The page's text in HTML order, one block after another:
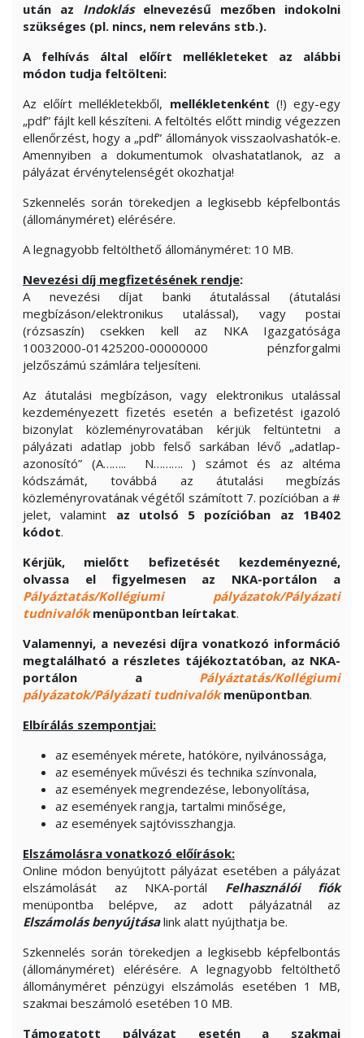
után az Indokláselnevezésű mezőben indokolni
szükséges (pl. nincs, nem releváns stb.).
A felhívás által előírt mellékleteket az alábbi
módon tudja feltölteni:
Az előírt mellékletekből, mellékletenként (!) egy-egy
„pdf” fájlt kell készíteni. A feltöltés előtt mindig végezzen
ellenőrzést, hogy a „pdf” állományok visszaolvashatók-e.
Amennyiben a dokumentumok olvashatatlanok, az a
pályázat érvénytelenségét okozhatja!
Szkennelés során törekedjen a legkisebb képfelbontás
(állományméret) elérésére.
A legnagyobb feltölthető állományméret: 10 MB.
Nevezési díj megfizetésének rendje:
A nevezési díjat banki átutalással (átutalási
megbízáson/elektronikus utalással), vagy postai
(rózsaszín) csekken kell az NKA Igazgatósága
10032000-01425200-00000000 pénzforgalmi
jelzőszámú számlára teljesíteni.
Az átutalási megbízáson, vagy elektronikus utalással
kezdeményezett fizetés esetén a befizetést igazoló
bizonylat közleményrovatában kérjük feltüntetni a
pályázati adatlap jobb felső sarkában lévő „adatlap-
azonosító” (A…….. N………. ) számot és az altéma
kódszámát, továbbá az átutalási megbízás
közleményrovatának végétől számított 7. pozícióban a #
jelet, valamint az utolsó 5 pozícióban
az 1B402
kódot.
Kérjük, mielőtt befizetését kezdeményezné,
olvassa el figyelmesen az NKA-portálon a
Pályáztatás/Kollégiumi pályázatok/Pályázati
tudnivalók menüpontban leírtakat.
Valamennyi, a nevezési díjra vonatkozó információ
megtalálható a részletes tájékoztatóban, az NKA-
portálon a Pályáztatás/Kollégiumi
pályázatok/Pályázati tudnivalók menüpontban.
Elbírálás szempontjai:
az események mérete, hatóköre, nyilvánossága,
az események művészi és technika színvonala,
az események megrendezése, lebonyolítása,
az események rangja, tartalmi minősége,
az események sajtóvisszhangja.
Elszámolásra vonatkozó előírások:
Online módon benyújtott pályázat esetében a pályázat
elszámolását az NKA-portál Felhasználói fiók
menüpontba belépve, az adott pályázatnál az
Elszámolás benyújtásalink alatt nyújthatja be.
Szkennelés során törekedjen a legkisebb képfelbontás
(állományméret) elérésére. A legnagyobb feltölthető
állományméret pénzügyi elszámolás esetében 1 MB,
szakmai beszámoló esetében 10 MB.
Támogatott pályázat esetén a szakmai